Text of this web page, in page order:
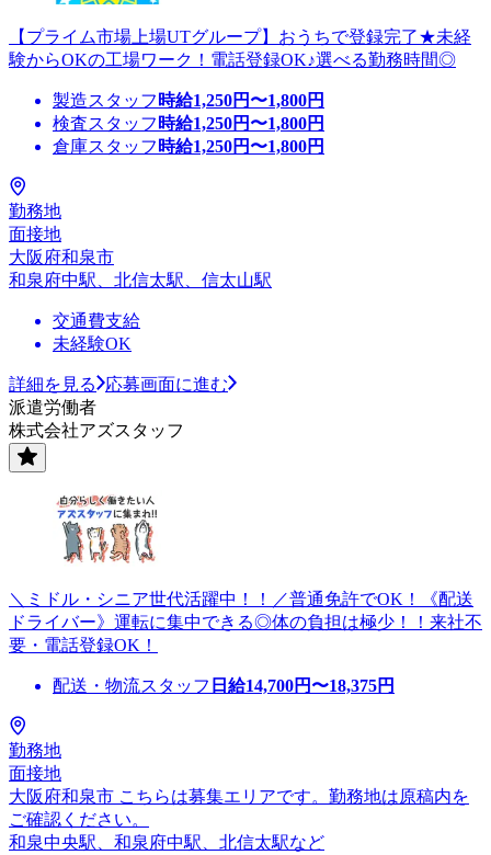
【プライム市場上場UTグループ】おうちで登録完了★未経
験からOKの工場ワーク！電話登録OK♪選べる勤務時間◎
製造スタッフ 時給1,250円〜1,800円
検査スタッフ 時給1,250円〜1,800円
倉庫スタッフ 時給1,250円〜1,800円
勤務地
面接地
大阪府和泉市
和泉府中駅、北信太駅、信太山駅
交通費支給
未経験OK
詳細を見る
応募画面に進む
派遣労働者
株式会社アズスタッフ
＼ミドル・シニア世代活躍中！！／普通免許でOK！《配送
ドライバー》運転に集中できる◎体の負担は極少！！来社不
要・電話登録OK！
配送・物流スタッフ 日給14,700円〜18,375円
勤務地
面接地
大阪府和泉市 こちらは募集エリアです。勤務地は原稿内を
ご確認ください。
和泉中央駅、和泉府中駅、北信太駅など